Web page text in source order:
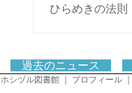
ひらめきの法則
過去のニュース
ホシヅル図書館 プロフィール